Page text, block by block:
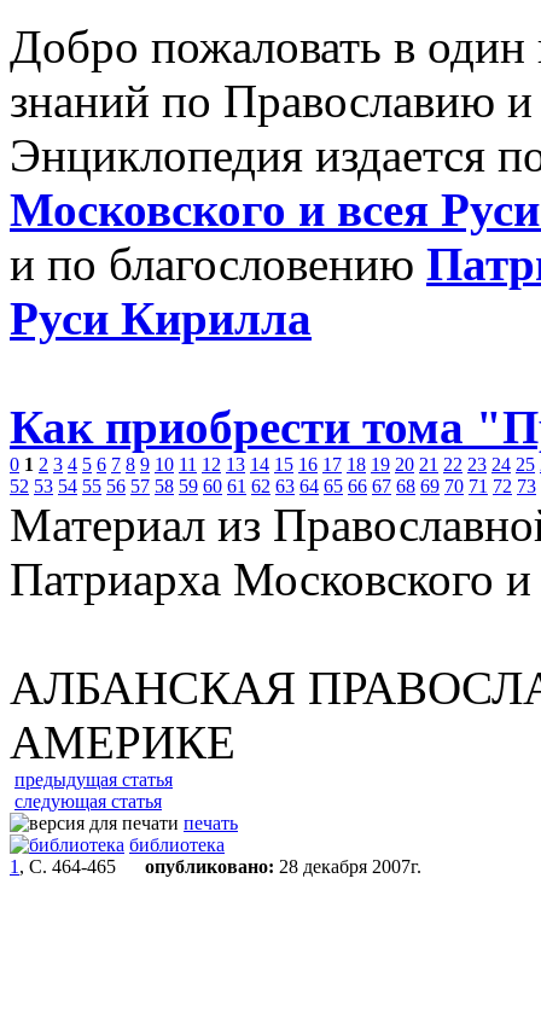
Добро пожаловать в
знаний по Православию
Энциклопедия издается
Московского и всея
и по благословению
Руси Кирилла
Как приобрести тома
0 1 2 3 4 5 6 7 8 9 10 11 12 13 14 15 16 17 18 19 20 21 22 23 24 25
52 53 54 55 56 57 58 59 60 61 62 63 64 65 66 67 68 69 70 71 72 73
Материал из
Патриарха Московского
АЛБАНСКАЯ
АМЕРИКЕ
предыдущая статья
следующая статья
печать
библиотека
1 , С. 464-465 опубликовано: 28 декабря 2007г.